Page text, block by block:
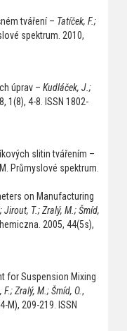
tváření – Tatíček, F.;
spektrum. 2010,
úprav – Kudláček, J.;
1(8), 4-8. ISSN 1802-
slitin tvářením –
Průmyslové spektrum.
on Manufacturing
Jirout, T.; Zralý, M.; Šmíd,
2005, 44(5s),
for Suspension Mixing
Zralý, M.; Šmíd, O.,
M), 209-219. ISSN